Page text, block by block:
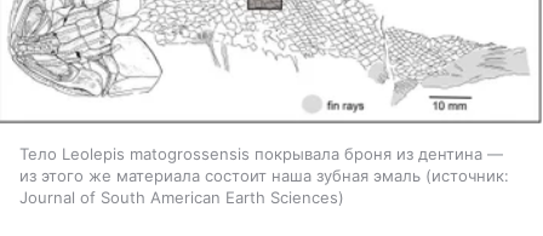
Тело Leolepis matogrossensis покрывала броня из дентина —
из этого же материала состоит наша зубная эмаль
источник:
Journal of South American Earth Sciences